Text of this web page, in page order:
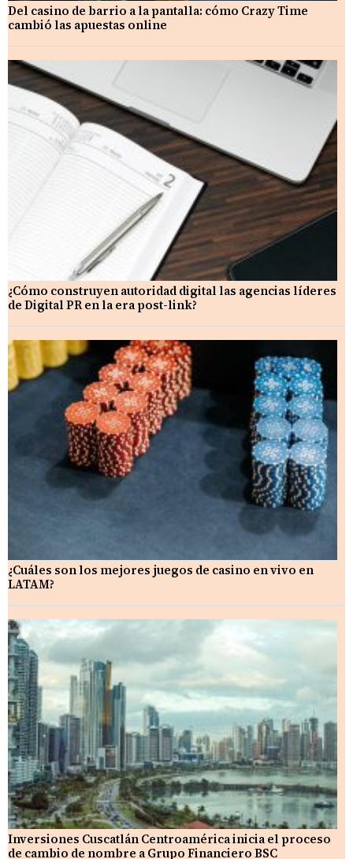
Del casino de barrio a la pantalla: cómo Crazy Time
cambió las apuestas online
¿Cómo construyen autoridad digital las agencias líderes
de Digital PR en la era post-link?
¿Cuáles son los mejores juegos de casino en vivo en
LATAM?
Inversiones Cuscatlán Centroamérica inicia el proceso
de cambio de nombre a Grupo Financiero BSC